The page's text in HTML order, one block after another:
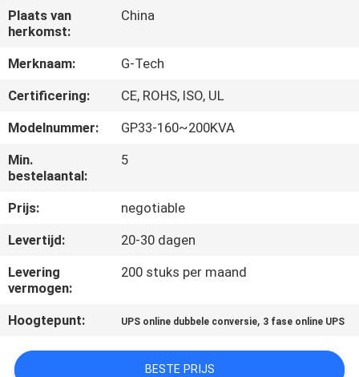
OVER
ONS
FABRIEKSTOCHT
NEEM
CONTACT
MET
ONS
NIEUWS
Plaats van
herkomst:
China
Merknaam:
G-Tech
Certificering:
CE, ROHS, ISO, UL
Modelnummer:
GP33-160~200KVA
Min.
bestelaantal:
5
Prijs:
negotiable
Levertijd:
20-30 dagen
Levering
vermogen:
200 stuks per maand
Hoogtepunt: UPS online dubbele conversie, 3 fase online UPS
BESTE PRIJS